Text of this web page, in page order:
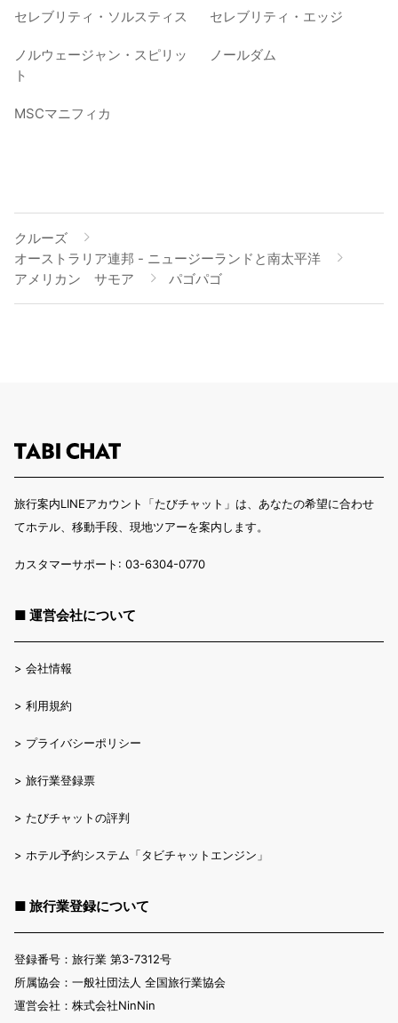
セレブリティ・ソルスティス セレブリティ・エッジ
ノルウェージャン・スピリッ
ト
ノールダム
MSCマニフィカ
クルーズ
オーストラリア連邦 - ニュージーランドと南太平洋
アメリカン サモア
パゴパゴ
旅行案内LINEアカウント「たびチャット」は、あなたの希望に合わせ
てホテル、移動手段、現地ツアーを案内します。
カスタマーサポート: 03-6304-0770
■ 運営会社について
> 会社情報
> 利用規約
> プライバシーポリシー
> 旅行業登録票
> たびチャットの評判
> ホテル予約システム「タビチャットエンジン」
■ 旅行業登録について
登録番号：旅行業 第3-7312号
所属協会：一般社団法人 全国旅行業協会
運営会社：株式会社NinNin